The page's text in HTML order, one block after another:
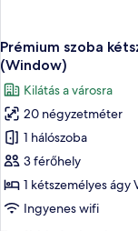
Prémium szoba
(Window)
Kilátás a városra
20 négyzetméter
1 hálószoba
3 férőhely
1 kétszemélyes ágy
Ingyenes wifi